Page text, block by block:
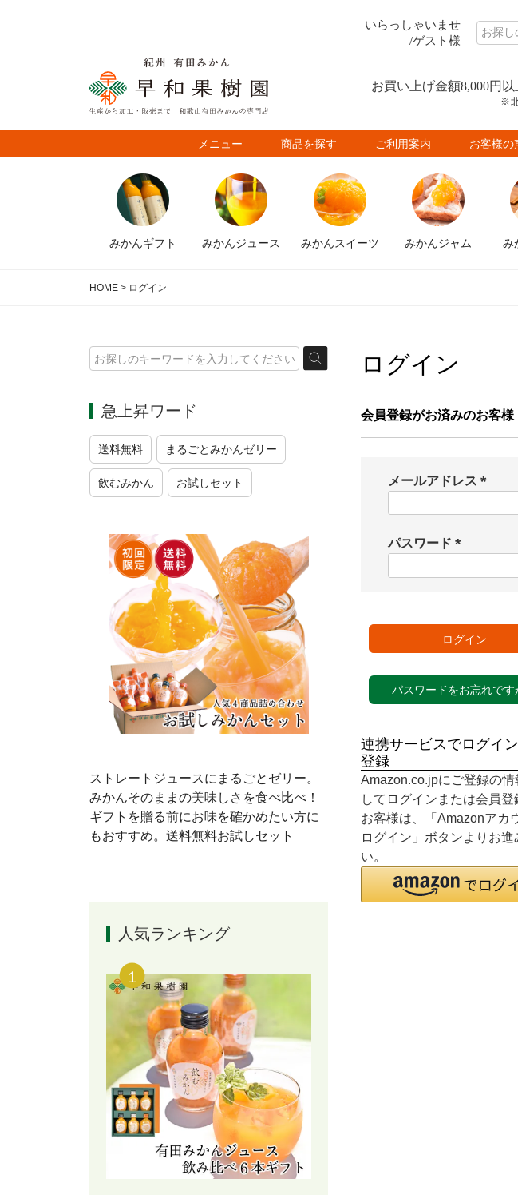
いらっしゃいませ
/ゲスト様
お買い上げ金額8,000円以
※
メニュー 商品を探す ご利用案内 お客様の
みかんギフト みかんジュース みかんスイーツ みかんジャム み
HOME ログイン
急上昇ワード
送料無料 まるごとみかんゼリー
飲むみかん お試しセット
ストレートジュースにまるごとゼリー。
みかんそのままの美味しさを食べ比べ！
ギフトを贈る前にお味を確かめたい方に
もおすすめ。送料無料お試しセット
人気ランキング
ログイン
会員登録がお済みのお客様
メールアドレス
)
パスワード
必
ログイン
パスワードをお忘れです
連携サービスでログイ
登録
Amazon.co.jpにご登録の情
してログインまたは会員登
お客様は、「Amazonアカ
ログイン」ボタンよりお進
い。